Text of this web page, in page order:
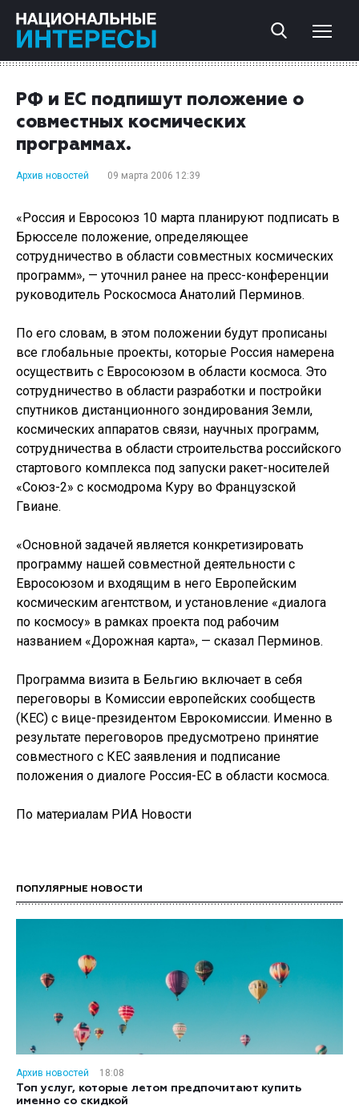
РФ и ЕС подпишут положение о
совместных космических
программах.
Архив новостей 09 марта 2006 12:39
«Россия и Евросоюз 10 марта планируют подписать в
Брюсселе положение, определяющее
сотрудничество в области совместных космических
программ», — уточнил ранее на пресс-конференции
руководитель Роскосмоса Анатолий Перминов.
По его словам, в этом положении будут прописаны
все глобальные проекты, которые Россия намерена
осуществить с Евросоюзом в области космоса. Это
сотрудничество в области разработки и постройки
спутников дистанционного зондирования Земли,
космических аппаратов связи, научных программ,
сотрудничества в области строительства российского
стартового комплекса под запуски ракет-носителей
«Союз-2» с космодрома Куру во Французской
Гвиане.
«Основной задачей является конкретизировать
программу нашей совместной деятельности с
Евросоюзом и входящим в него Европейским
космическим агентством, и установление «диалога
по космосу» в рамках проекта под рабочим
названием «Дорожная карта», — сказал Перминов.
Программа визита в Бельгию включает в себя
переговоры в Комиссии европейских сообществ
(КЕС) с вице-президентом Еврокомиссии. Именно в
результате переговоров предусмотрено принятие
совместного с КЕС заявления и подписание
положения о диалоге Россия-ЕС в области космоса.
По материалам РИА Новости
ПОПУЛЯРНЫЕ НОВОСТИ
Архив новостей
18:08
Топ услуг, которые летом предпочитают купить
именно со скидкой